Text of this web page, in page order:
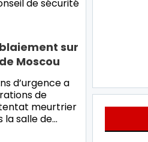
de sécurité
sur
Moscou
d’urgence a
de
meurtrier
la salle de…